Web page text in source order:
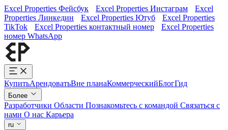
Excel Properties Фейсбук Excel Properties Инстаграм
Excel
Properties Линкедин
Excel Properties Ютуб
Excel Properties
TikTok
Excel Properties контактный номер
Excel Properties
номер WhatsApp
КупитьАрендоватьВне планаКоммерческийБлогГид
Более
Разработчики Области Познакомьтесь с командой Связаться с
нами О нас Карьера
ru